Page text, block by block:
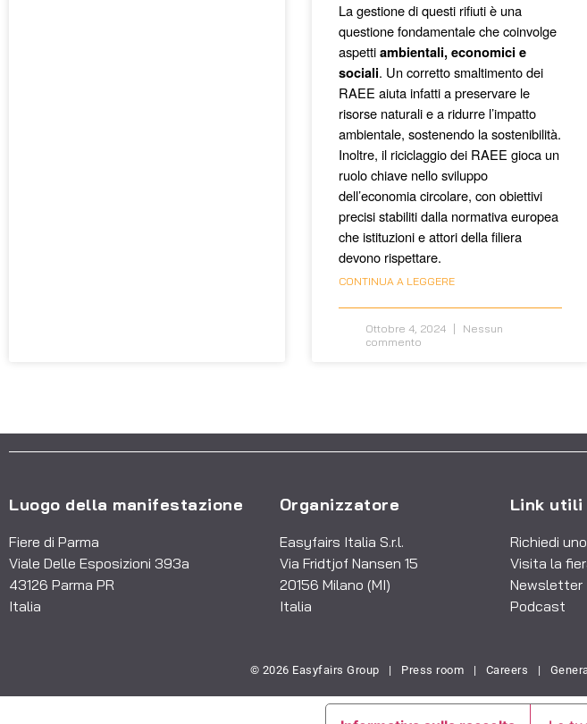
La gestione di questi rifiuti è una
questione fondamentale che coinvolge
aspettiambientali, economici e
sociali. Un corretto smaltimento dei
RAEE aiuta infatti a preservare le
risorse naturali e a ridurre l’impatto
ambientale, sostenendo la sostenibilità.
Inoltre, il riciclaggio dei RAEE gioca un
ruolo chiave nello sviluppo
dell’economia circolare, con obiettivi
precisi stabiliti dalla normativa europea
che istituzioni e attori della filiera
devono rispettare.
CONTINUA A LEGGERE
Ottobre 4, 2024
Nessun
commento
Luogo della manifestazione
Fiere di Parma
Viale Delle Esposizioni 393a
43126 Parma PR
Italia
Organizzatore
Easyfairs Italia S.r.l.
Via Fridtjof Nansen 15
20156 Milano (MI)
Italia
Link utili
Richiedi
Visita la
Newsletter
Podcast
© 2026 Easyfairs Group | Press room | Careers |